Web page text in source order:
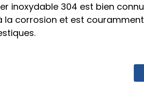
inoxydable 304 est bien
la corrosion et est